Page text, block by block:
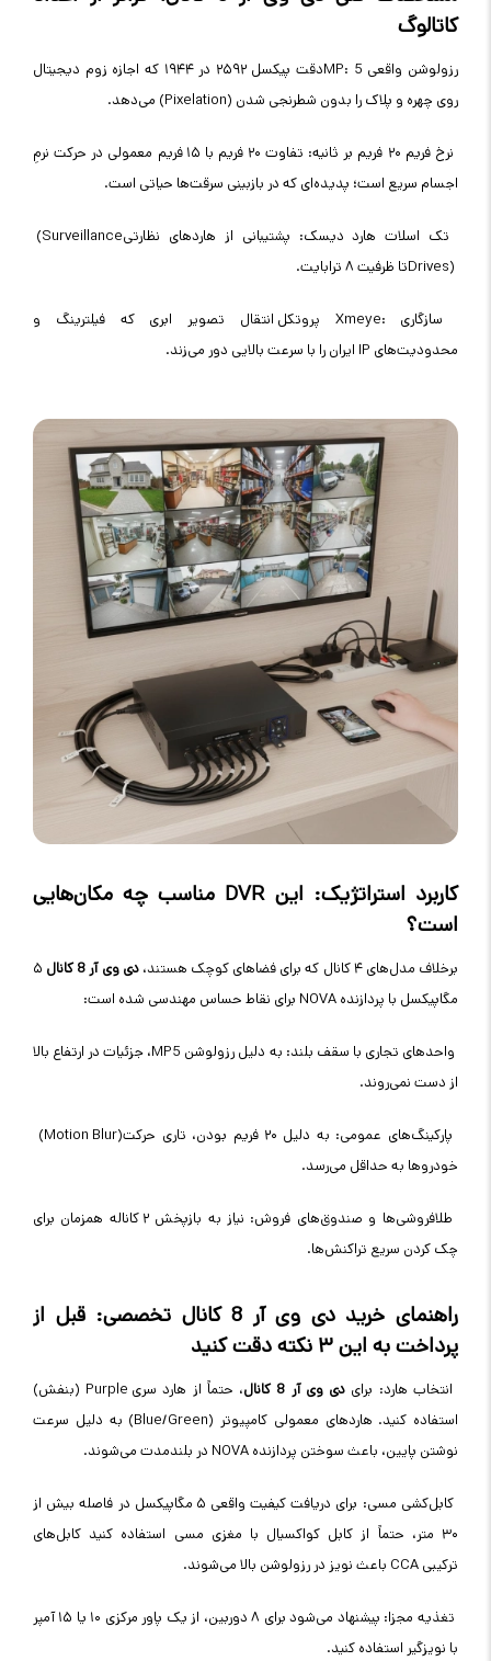
کاتالوگ
رزولوشن واقعی 5 MP:
دقت پیکسل ۲۵۹۲ در ۱۹۴۴ که اجازه زوم دیجیتال
روی چهره و پلاک را بدون شطرنجی شدن (Pixelation) می‌دهد.
نرخ فریم ۲۰ فریم بر ثانیه: تفاوت ۲۰ فریم با ۱۵ فریم معمولی در حرکت نرمِ
اجسام سریع است؛ پدیده‌ای که در بازبینی سرقت‌ها حیاتی است.
تک اسلات هارد دیسک: پشتیبانی از هارد‌های نظارتی(Surveillance
Drives)تا ظرفیت ۸ ترابایت .
سازگاری Xmeye: پروتکل انتقال تصویر ابری که فیلترینگ و
محدودیت‌های IP ایران را با سرعت بالایی دور می‌زند.
کاربرد استراتژیک: این DVR مناسب چه مکان‌هایی
است؟
برخلاف مدل‌های ۴ کانال که برای فضاهای کوچک هستند، دی وی آر 8 کانال
۵
مگاپیکسل با پردازنده NOVA برای نقاط حساس مهندسی شده است:
واحدهای تجاری با سقف بلند: به دلیل رزولوشن 5 MP، جزئیات در ارتفاع بالا
از دست نمی‌روند.
پارکینگ‌های عمومی: به دلیل ۲۰ فریم بودن، تاری حرکت
(Motion Blur)
خودروها به حداقل می‌رسد.
طلافروشی‌ها و صندوق‌های فروش: نیاز به بازپخش ۲ کاناله همزمان برای
چک کردن سریع تراکنش‌ها.
راهنمای خرید دی وی آر 8 کانال
تخصصی: قبل از
پرداخت به این ۳ نکته دقت کنید
انتخاب هارد: برای دی وی آر 8 کانال ، حتماً از هارد سری Purple (بنفش)
استفاده کنید. هارد‌های معمولی کامپیوتر (Blue/Green) به دلیل سرعت
نوشتن پایین، باعث سوختن پردازنده NOVA در بلندمدت می‌شوند.
کابل‌کشی مسی: برای دریافت کیفیت واقعی ۵ مگاپیکسل در فاصله بیش از
۳۰ متر، حتماً از کابل کواکسیال با مغزی مسی استفاده کنید
کابل‌های
ترکیبی CCA باعث نویز در رزولوشن بالا می‌شوند.
تغذیه مجزا: پیشنهاد می‌شود برای ۸ دوربین، از یک پاور مرکزی ۱۰ یا ۱۵ آمپر
با نویزگیر استفاده کنید.